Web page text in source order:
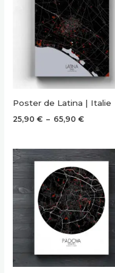
Poster de Latina | Italie
25,90€ – 65,90€Plage
25,90 €
à
65,90 €